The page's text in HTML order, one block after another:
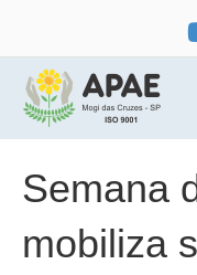
Semana
mobiliza